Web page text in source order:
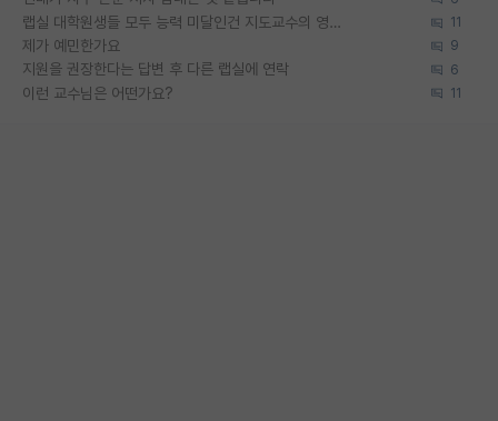
랩실 대학원생들 모두 능력 미달인건 지도교수의 영향 아닌가? 11
제가 예민한가요 9
지원을 권장한다는 답변 후 다른 랩실에 연락 6
이런 교수님은 어떤가요? 11